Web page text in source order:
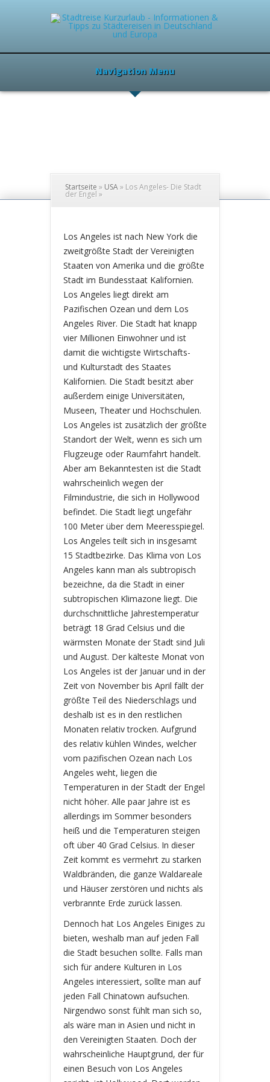
Navigation Menu
Startseite » USA» Los Angeles- Die Stadt
der Engel »
Los Angeles ist nach New York die
zweitgrößte Stadt der Vereinigten
Staaten von Amerika und die größte
Stadt im Bundesstaat Kalifornien.
Los Angeles liegt direkt am
Pazifischen Ozean und dem Los
Angeles River. Die Stadt hat knapp
vier Millionen Einwohner und ist
damit die wichtigste Wirtschafts-
und Kulturstadt des Staates
Kalifornien. Die Stadt besitzt aber
außerdem einige Universitäten,
Museen, Theater und Hochschulen.
Los Angeles ist zusätzlich der größte
Standort der Welt, wenn es sich um
Flugzeuge oder Raumfahrt handelt.
Aber am Bekanntesten ist die Stadt
wahrscheinlich wegen der
Filmindustrie, die sich in Hollywood
befindet. Die Stadt liegt ungefähr
100 Meter über dem Meeresspiegel.
Los Angeles teilt sich in insgesamt
15 Stadtbezirke. Das Klima von Los
Angeles kann man als subtropisch
bezeichne, da die Stadt in einer
subtropischen Klimazone liegt. Die
durchschnittliche Jahrestemperatur
beträgt 18 Grad Celsius und die
wärmsten Monate der Stadt sind Juli
und August. Der kälteste Monat von
Los Angeles ist der Januar und in der
Zeit von November bis April fällt der
größte Teil des Niederschlags und
deshalb ist es in den restlichen
Monaten relativ trocken. Aufgrund
des relativ kühlen Windes, welcher
vom pazifischen Ozean nach Los
Angeles weht, liegen die
Temperaturen in der Stadt der Engel
nicht höher. Alle paar Jahre ist es
allerdings im Sommer besonders
heiß und die Temperaturen steigen
oft über 40 Grad Celsius. In dieser
Zeit kommt es vermehrt zu starken
Waldbränden, die ganze Waldareale
und Häuser zerstören und nichts als
verbrannte Erde zurück lassen.
Dennoch hat Los Angeles Einiges zu
bieten, weshalb man auf jeden Fall
die Stadt besuchen sollte. Falls man
sich für andere Kulturen in Los
Angeles interessiert, sollte man auf
jeden Fall Chinatown aufsuchen.
Nirgendwo sonst fühlt man sich so,
als wäre man in Asien und nicht in
den Vereinigten Staaten. Doch der
wahrscheinliche Hauptgrund, der für
einen Besuch von Los Angeles